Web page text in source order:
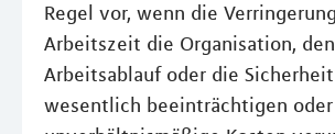
Regel vor, wenn die
Arbeitszeit die Organisation, den
Arbeitsablauf oder die
wesentlich beeinträchtigen oder